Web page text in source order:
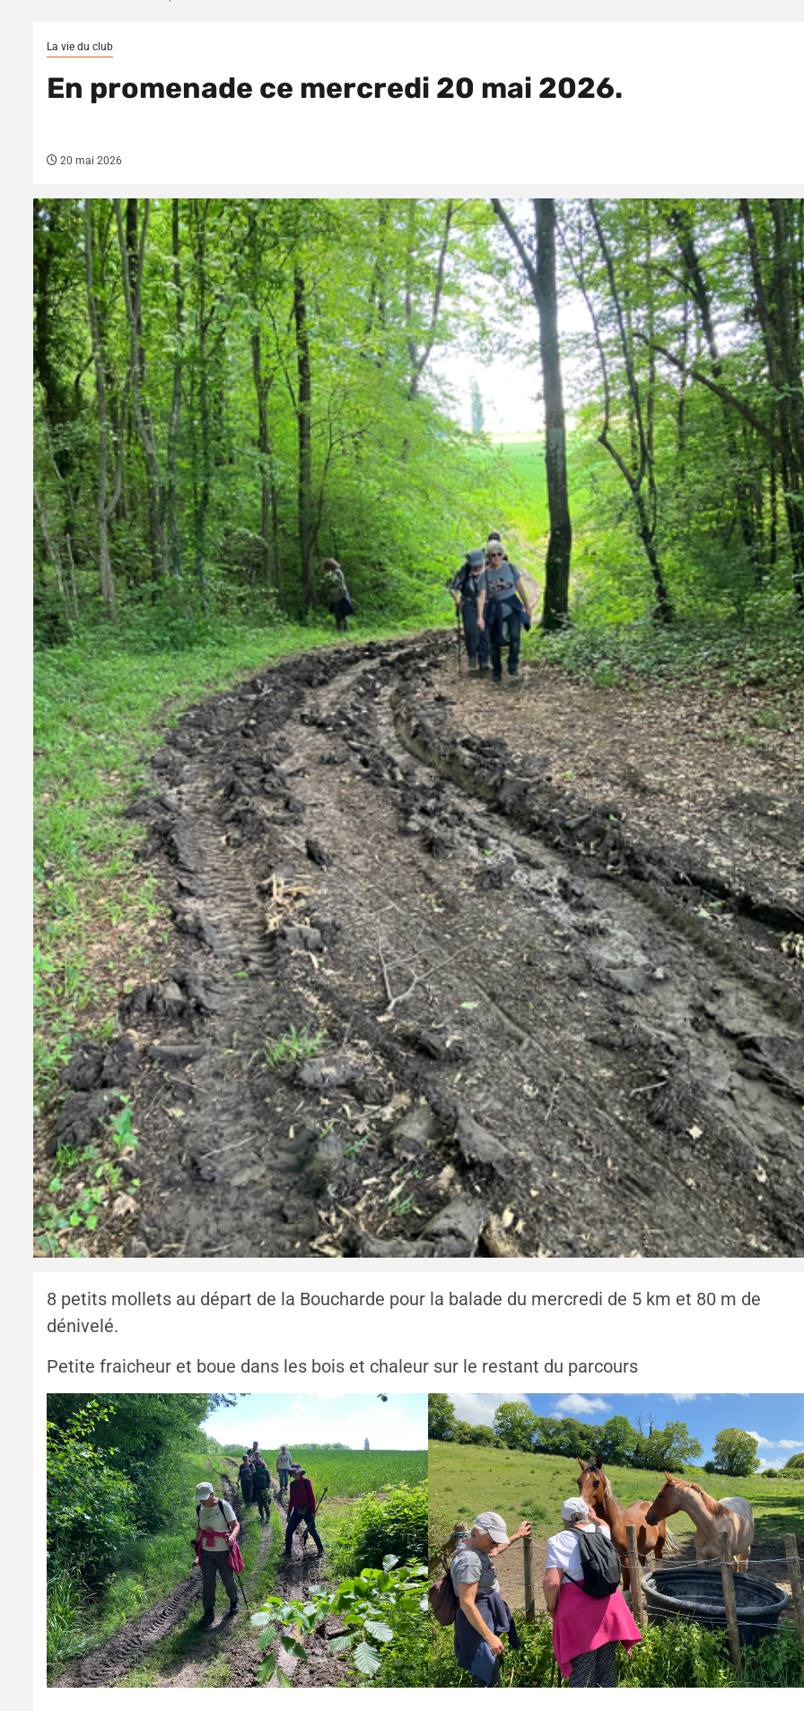
La vie du club
En promenade ce mercredi 20 mai 2026.
20 mai 2026
8 petits mollets au départ de la Boucharde pour la balade du mercredi de 5 km et 80 m de
dénivelé.
Petite fraicheur et boue dans les bois et chaleur sur le restant du parcours